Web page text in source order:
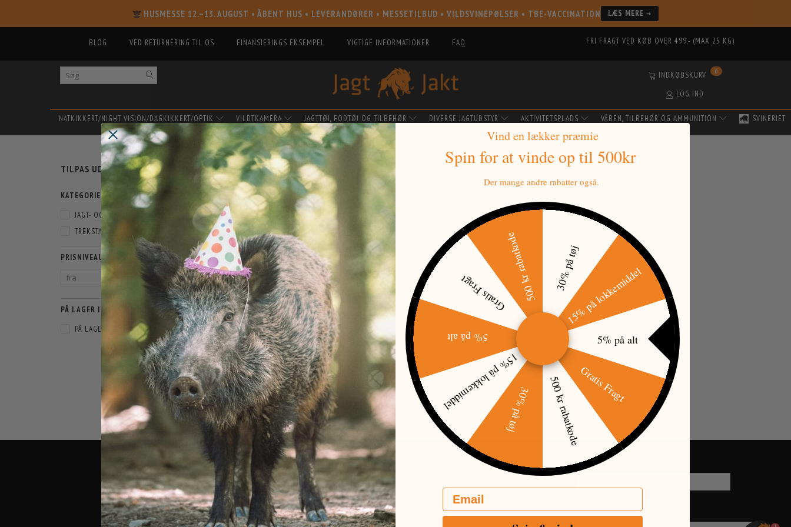
HUSMESSE 12.–13. AUGUST • ÅBENT HUS • LEVERANDØRER • MESSETILBUD • VILDSVINEPØLSER • TBE-VACCINATION LÆS MERE →
BLOG VED RETURNERING TIL OS FINANSIERINGS EKSEMPEL VIGTIGE INFORMATIONER FAQ FRI FRAGT VED KØB OVER 499,- (MAX 25 KG)
INDKØBSKURV 0
LOG IND
NATKIKKERT/NIGHT VISION/DAGKIKKERT/OPTIK VILDTKAMERA JAGTTØJ, FODTØJ OG TILBEHØR DIVERSE JAGTUDSTYR AKTIVITETSPLADS VÅBEN, TILBEHØR OG AMMUNITION SVINERIET
TILPAS UDVALG
SKIFTE
FILTER
KATEGORIER
JAGT- OG VANDREFODTØJ
TREKSTA
PRISNIVEAU
PÅ LAGER I WEBSHOP
PÅ LAGER
X-TREME POWER HEAT
TREKSTA X-TREME HEAT - OLIVEN
SORT
1.499,00 DKK
SORTERING:
BUTIK OG SHOWROOM
AGENAVEJ 39 C
2670 GREVE
TELEFON:
52 230 111
EMAIL:
INFO@JAGT-JAKT.DK
BUTIK ÅBNINGSTIDER
TORSDAG-FREDAG:
TELEFON ÅBNINGSTIDER
TILMELD DIG VORES NYHEDSBREV
ADRESSE
AFMELD
Vind en lækker præmie
Spin for at vindeop til 500kr
Der mange andre rabatter også.
30% på tøj
15% på lokkemiddel
5% på alt
Gratis Fragt
500 kr rabatkode
30% på tøj
15% på lokkemiddel
5% på alt
Gratis Fragt500 kr rabatkode
Email